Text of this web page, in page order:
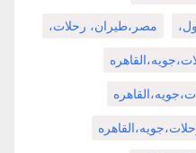
مصر،طيران، رحلات،